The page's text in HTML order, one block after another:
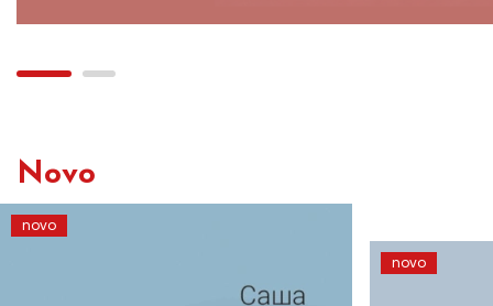
Novo
novo
novo